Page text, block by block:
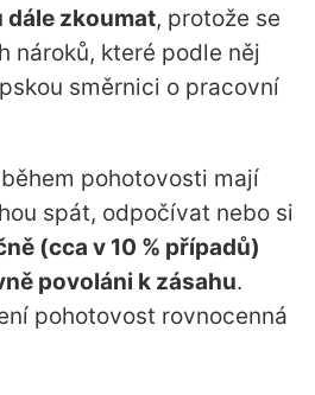
dále zkoumat, protože se
nároků, které podle něj
směrnici o pracovní
pohotovosti mají
spát, odpočívat nebo si
(cca v 10 % případů)
povoláni k zásahu.
pohotovost rovnocenná